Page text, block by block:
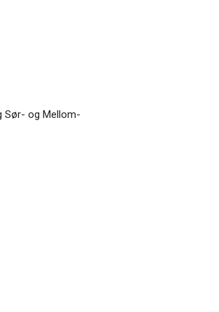
Sør- og Mellom-